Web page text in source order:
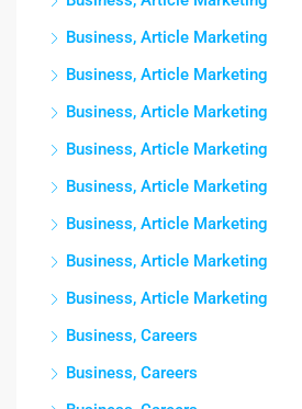
Business, Article Marketing
Business, Article Marketing
Business, Article Marketing
Business, Article Marketing
Business, Article Marketing
Business, Article Marketing
Business, Article Marketing
Business, Article Marketing
Business, Careers
Business, Careers